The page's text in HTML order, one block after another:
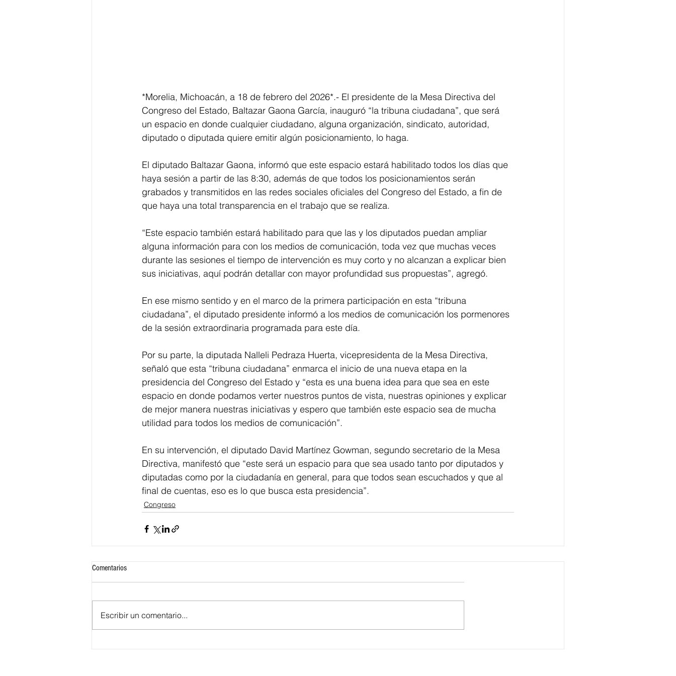
*Morelia, Michoacán, a 18 de febrero del 2026*.- El presidente de la Mesa Directiva del
Congreso del Estado, Baltazar Gaona García, inauguró “la tribuna ciudadana”, que será
un espacio en donde cualquier ciudadano, alguna organización, sindicato, autoridad,
diputado o diputada quiere emitir algún posicionamiento, lo haga.
El diputado Baltazar Gaona, informó que este espacio estará habilitado todos los días que
haya sesión a partir de las 8:30, además de que todos los posicionamientos serán
grabados y transmitidos en las redes sociales oficiales del Congreso del Estado, a fin de
que haya una total transparencia en el trabajo que se realiza.
“Este espacio también estará habilitado para que las y los diputados puedan ampliar
alguna información para con los medios de comunicación, toda vez que muchas veces
durante las sesiones el tiempo de intervención es muy corto y no alcanzan a explicar bien
sus iniciativas, aquí podrán detallar con mayor profundidad sus propuestas”, agregó.
En ese mismo sentido y en el marco de la primera participación en esta “tribuna
ciudadana”, el diputado presidente informó a los medios de comunicación los pormenores
de la sesión extraordinaria programada para este día.
Por su parte, la diputada Nalleli Pedraza Huerta, vicepresidenta de la Mesa Directiva,
señaló que esta “tribuna ciudadana” enmarca el inicio de una nueva etapa en la
presidencia del Congreso del Estado y “esta es una buena idea para que sea en este
espacio en donde podamos verter nuestros puntos de vista, nuestras opiniones y explicar
de mejor manera nuestras iniciativas y espero que también este espacio sea de mucha
utilidad para todos los medios de comunicación”.
En su intervención, el diputado David Martínez Gowman, segundo secretario de la Mesa
Directiva, manifestó que “este será un espacio para que sea usado tanto por diputados y
diputadas como por la ciudadanía en general, para que todos sean escuchados y que al
final de cuentas, eso es lo que busca esta presidencia”.
Congreso
Comentarios
Escribir un comentario...